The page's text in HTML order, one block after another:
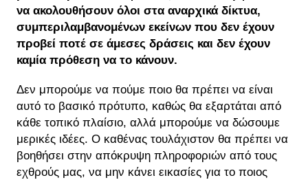
να ακολουθήσουν όλοι στα αναρχικά δίκτυα,
συμπεριλαμβανομένων εκείνων που δεν έχουν
προβεί ποτέ σε άμεσες δράσεις και δεν έχουν
καμία πρόθεση να το κάνουν.
Δεν μπορούμε να πούμε ποιο θα πρέπει να είναι
αυτό το βασικό πρότυπο, καθώς θα εξαρτάται από
κάθε τοπικό πλαίσιο, αλλά μπορούμε να δώσουμε
μερικές ιδέες. Ο καθένας τουλάχιστον θα πρέπει να
βοηθήσει στην απόκρυψη πληροφοριών από τους
εχθρούς μας, να μην κάνει εικασίες για το ποιος